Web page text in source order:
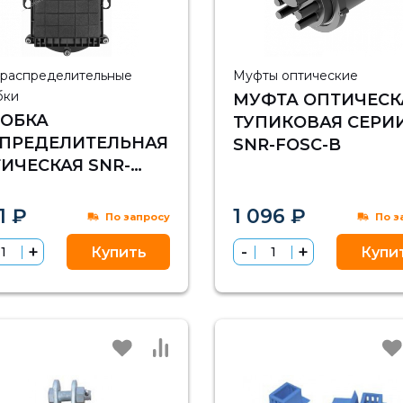
SNR-
₽ По запросу
Купить
Муфты оптические
МУФТА
ТУПИКОВАЯ
SNR-FOSC-B
1 096 ₽ По